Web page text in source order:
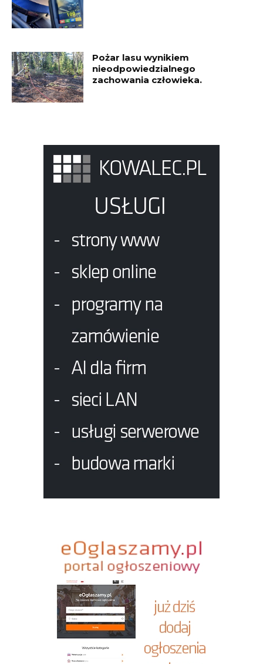
Pożar lasu wynikiem
nieodpowiedzialnego
zachowania człowieka.